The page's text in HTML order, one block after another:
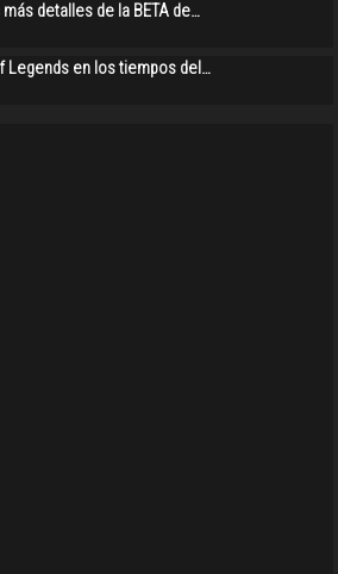
más detalles de la BETA de…
Legends en los tiempos del…